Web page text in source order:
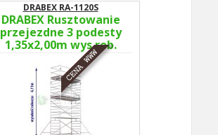
DRABEX RA-1120S
DRABEX Rusztowanie
przejezdne 3 podesty
1,35x2,00m wys.rob.
6,11m RA 1120S TYP
351A - podesty co 2m